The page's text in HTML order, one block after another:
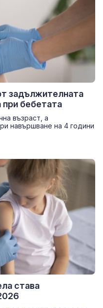
задължителната
бебетата
възраст, а
навършване на 4 години
става